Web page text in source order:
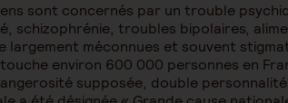
sont concernés par un trouble
schizophrénie, troubles bipolaires,
largement méconnues et souvent
environ 600 000 personnes en
supposée, double